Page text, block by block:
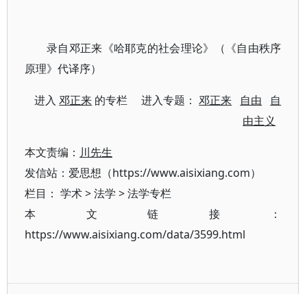
录自邓正来《哈耶克的社会理论》（《自由秩序
原理》代译序）
进入邓正来 的专栏 进入专题：邓正来 自由
自
由主义
本文责编： 川先生
发信站：爱思想（https://www.aisixiang.com）
栏目： 学术>法学 >法学专栏
本文链接：
https://www.aisixiang.com/data/3599.html